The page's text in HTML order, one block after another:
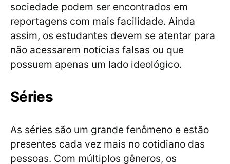
sociedade podem ser encontrados em
reportagens com mais facilidade. Ainda
assim, os estudantes devem se atentar para
não acessarem notícias falsas ou que
possuem apenas um lado ideológico.
Séries
As séries são um grande fenômeno e estão
presentes cada vez mais no cotidiano das
pessoas. Com múltiplos gêneros, os